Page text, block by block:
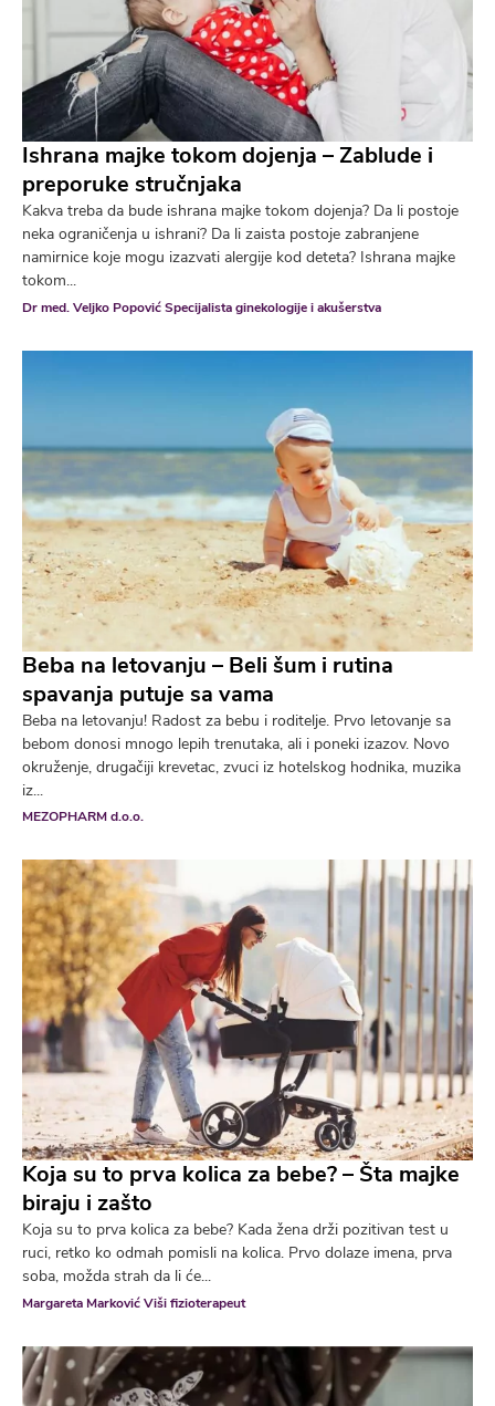
Ishrana majke tokom dojenja – Zablude i
preporuke stručnjaka
Kakva treba da bude ishrana majke tokom dojenja? Da li postoje
neka ograničenja u ishrani? Da li zaista postoje zabranjene
namirnice koje mogu izazvati alergije kod deteta? Ishrana majke
tokom...
Dr med. Veljko Popović Specijalista ginekologije i akušerstva
Beba na letovanju – Beli šum i rutina
spavanja putuje sa vama
Beba na letovanju! Radost za bebu i roditelje. Prvo letovanje sa
bebom donosi mnogo lepih trenutaka, ali i poneki izazov. Novo
okruženje, drugačiji krevetac, zvuci iz hotelskog hodnika, muzika
iz...
MEZOPHARM d.o.o.
Koja su to prva kolica za bebe? – Šta majke
biraju i zašto
Koja su to prva kolica za bebe? Kada žena drži pozitivan test u
ruci, retko ko odmah pomisli na kolica. Prvo dolaze imena, prva
soba, možda strah da li će...
Margareta Marković Viši fizioterapeut